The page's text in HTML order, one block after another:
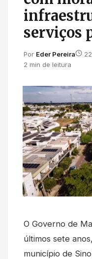
serviços
Por Eder Pereira
2 min de leitura
O Governo de
últimos sete
município de